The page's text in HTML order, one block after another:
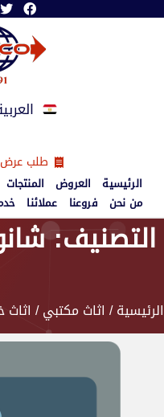
طلب
الرئيسية العروض المنتجات
من نحن فروعنا عملائنا
التصنيف:
الرئيسية/ اثاث مكتبي/